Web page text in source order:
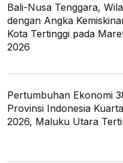
Bali-Nusa Tenggara,
dengan Angka
Kota Tertinggi pada
2026
Pertumbuhan Ekonomi
Provinsi Indonesia
2026, Maluku Utara